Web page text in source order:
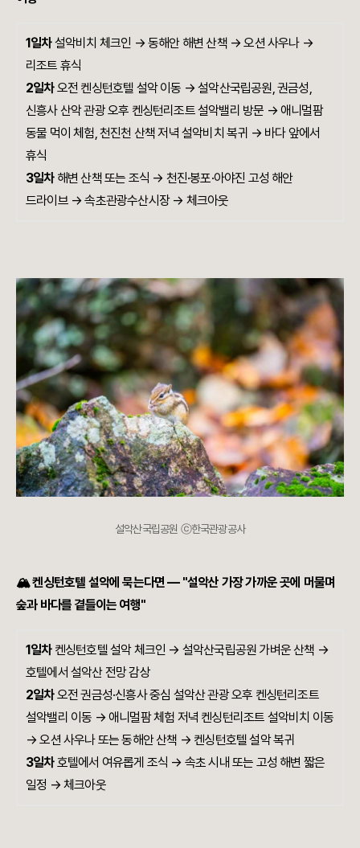
1일차설악비치 체크인 → 동해안 해변 산책 → 오션 사우나 →
리조트 휴식
2일차오전 켄싱턴호텔 설악 이동 → 설악산국립공원, 권금성,
신흥사 산악 관광 오후 켄싱턴리조트 설악밸리 방문 → 애니멀팜
동물 먹이 체험, 천진천 산책 저녁 설악비치 복귀 → 바다 앞에서
휴식
3일차해변 산책 또는 조식 → 천진·봉포·아야진 고성 해안
드라이브 → 속초관광수산시장 → 체크아웃
설악산국립공원 ⓒ한국관광공사
🏔 켄싱턴호텔 설악에 묵는다면 — "설악산 가장 가까운 곳에 머물며
숲과 바다를 곁들이는 여행"
1일차켄싱턴호텔 설악 체크인 → 설악산국립공원 가벼운 산책 →
호텔에서 설악산 전망 감상
2일차오전 권금성·신흥사 중심 설악산 관광 오후 켄싱턴리조트
설악밸리 이동 → 애니멀팜 체험 저녁 켄싱턴리조트 설악비치 이동
→ 오션 사우나 또는 동해안 산책 → 켄싱턴호텔 설악 복귀
3일차호텔에서 여유롭게 조식 → 속초 시내 또는 고성 해변 짧은
일정 → 체크아웃